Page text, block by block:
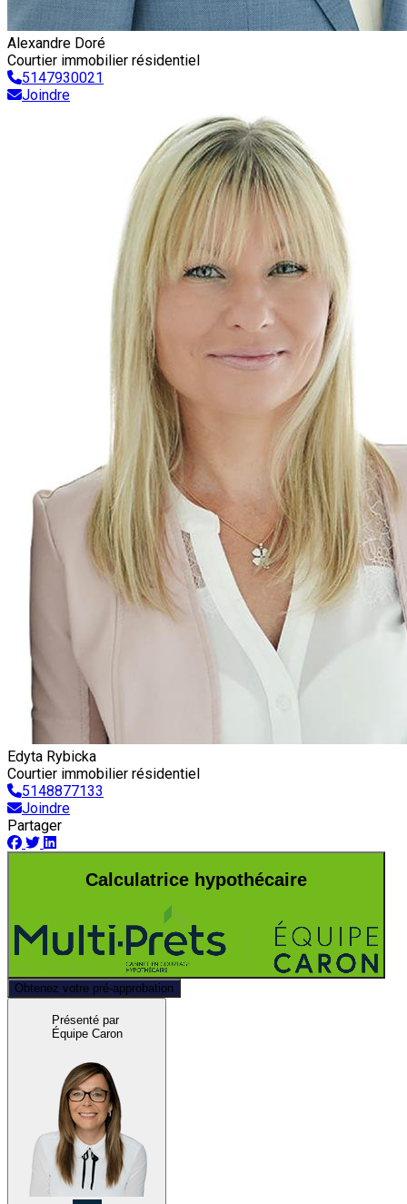
Alexandre Doré
Courtier immobilier résidentiel
5147930021
Joindre
Edyta Rybicka
Courtier immobilier résidentiel
5148877133
Joindre
Partager
Calculatrice hypothécaire
Obtenez votre pré-approbation
Présenté par
Équipe Caron